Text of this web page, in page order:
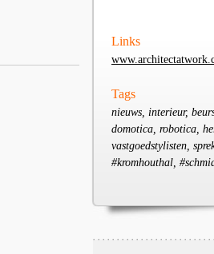
Links
Tags
nieuws, interieur,
domotica, robotica,
vastgoedstylisten,
#kromhouthal,